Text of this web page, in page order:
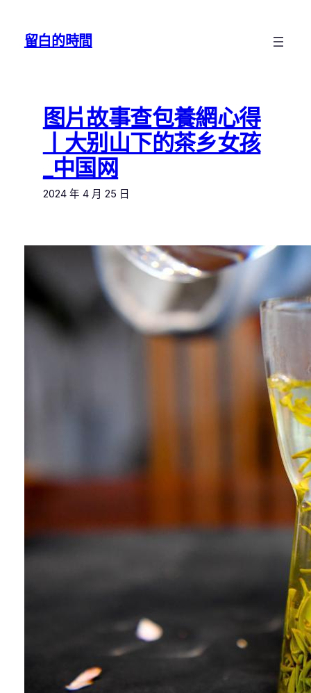
留白的時間
图片故事查包養網心得
丨大别山下的茶乡女孩
_中国网
2024 年 4 月 25 日